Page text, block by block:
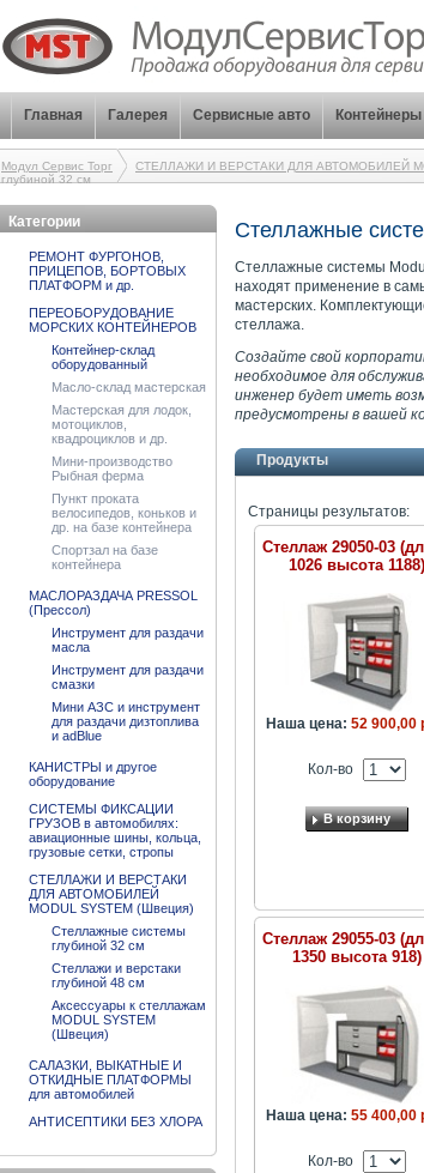
Контейнеры
Сервисные авто
Галерея
Главная
Модул Сервис Торг СТЕЛЛАЖИ И ВЕРСТАКИ ДЛЯ АВТОМОБИЛЕЙ
глубиной 32 см
Стеллажные
Стеллажные системы
находят применение в
мастерских.
стеллажа.
Создайте свой
необходимое для
инженер будет иметь
предусмотрены в вашей
Продукты
Страницы результатов:
Стеллаж 29050-03
1026 высота 1188)
Наша цена: 52 900,00
Кол-во
В корзину
Стеллаж 29055-03
1350 высота 918)
Наша цена: 55 400,00
Кол-во
Категории
РЕМОНТ ФУРГОНОВ,
ПРИЦЕПОВ, БОРТОВЫХ
ПЛАТФОРМ и др.
ПЕРЕОБОРУДОВАНИЕ
МОРСКИХ КОНТЕЙНЕРОВ
Контейнер-склад
оборудованный
Масло-склад мастерская
Мастерская для лодок,
мотоциклов,
квадроциклов и др.
Мини-производство
Рыбная ферма
Пункт проката
велосипедов, коньков и
др. на базе контейнера
Спортзал на базе
контейнера
МАСЛОРАЗДАЧА PRESSOL
(Прессол)
Инструмент для раздачи
масла
Инструмент для раздачи
смазки
Мини АЗС и инструмент
для раздачи дизтоплива
и adBlue
КАНИСТРЫ и другое
оборудование
СИСТЕМЫ ФИКСАЦИИ
ГРУЗОВ в автомобилях:
авиационные шины, кольца,
грузовые сетки, стропы
СТЕЛЛАЖИ И ВЕРСТАКИ
ДЛЯ АВТОМОБИЛЕЙ
MODUL SYSTEM (Швеция)
Стеллажные системы
глубиной 32 см
Стеллажи и верстаки
глубиной 48 см
Аксессуары к стеллажам
MODUL SYSTEM
(Швеция)
САЛАЗКИ, ВЫКАТНЫЕ И
ОТКИДНЫЕ ПЛАТФОРМЫ
для автомобилей
АНТИСЕПТИКИ БЕЗ ХЛОРА